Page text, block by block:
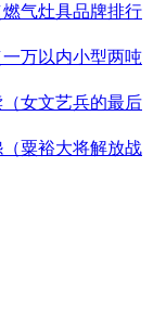
气灶具品牌排行
万以内小型两吨
女文艺兵的最后
粟裕大将解放战